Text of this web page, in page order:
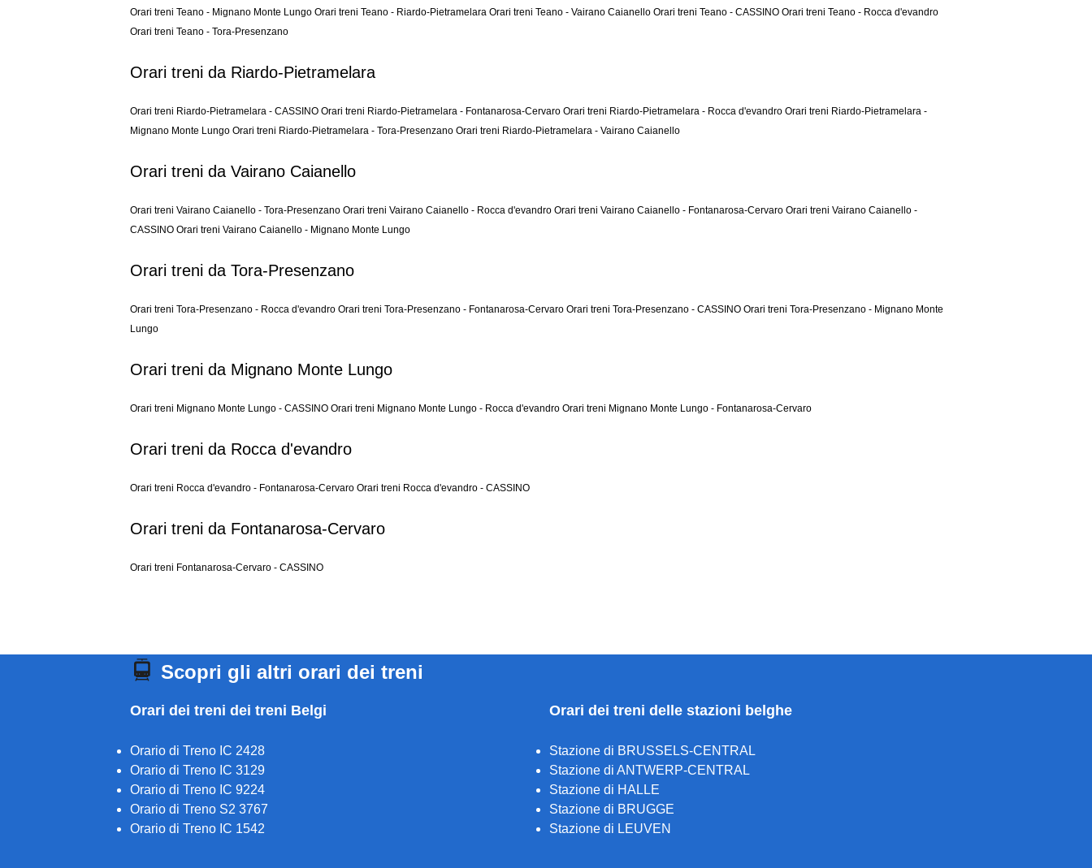
Orari treni Teano - Mignano Monte Lungo Orari treni Teano - Riardo-Pietramelara Orari treni Teano - Vairano Caianello Orari treni Teano - CASSINO Orari treni Teano - Rocca d'evandro
Orari treni Teano - Tora-Presenzano
Orari treni da Riardo-Pietramelara
Orari treni Riardo-Pietramelara - CASSINO Orari treni Riardo-Pietramelara - Fontanarosa-Cervaro Orari treni Riardo-Pietramelara - Rocca d'evandro Orari treni Riardo-Pietramelara -
Mignano Monte Lungo Orari treni Riardo-Pietramelara - Tora-Presenzano Orari treni Riardo-Pietramelara - Vairano Caianello
Orari treni da Vairano Caianello
Orari treni Vairano Caianello - Tora-Presenzano Orari treni Vairano Caianello - Rocca d'evandro Orari treni Vairano Caianello - Fontanarosa-Cervaro Orari treni Vairano Caianello -
CASSINO Orari treni Vairano Caianello - Mignano Monte Lungo
Orari treni da Tora-Presenzano
Orari treni Tora-Presenzano - Rocca d'evandro Orari treni Tora-Presenzano - Fontanarosa-Cervaro Orari treni Tora-Presenzano - CASSINO Orari treni Tora-Presenzano - Mignano Monte
Lungo
Orari treni da Mignano Monte Lungo
Orari treni Mignano Monte Lungo - CASSINO Orari treni Mignano Monte Lungo - Rocca d'evandro Orari treni Mignano Monte Lungo - Fontanarosa-Cervaro
Orari treni da Rocca d'evandro
Orari treni Rocca d'evandro - Fontanarosa-Cervaro Orari treni Rocca d'evandro - CASSINO
Orari treni da Fontanarosa-Cervaro
Orari treni Fontanarosa-Cervaro - CASSINO
Scopri gli altri orari dei treni
Orari dei treni dei treni Belgi
Orario di Treno IC 2428
Orario di Treno IC 3129
Orario di Treno IC 9224
Orario di Treno S2 3767
Orario di Treno IC 1542
Orari dei treni delle stazioni belghe
Stazione di BRUSSELS-CENTRAL
Stazione di ANTWERP-CENTRAL
Stazione di HALLE
Stazione di BRUGGE
Stazione di LEUVEN